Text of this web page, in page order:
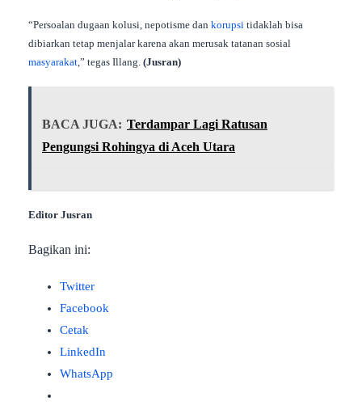
“Persoalan dugaan kolusi, nepotisme dan korupsi tidaklah bisa
dibiarkan tetap menjalar karena akan merusak tatanan sosial
masyarakat ,” tegas Illang. (Jusran)
BACA JUGA: Terdampar Lagi Ratusan
Pengungsi Rohingya di Aceh Utara
Editor Jusran
Bagikan ini:
Twitter
Facebook
Cetak
LinkedIn
WhatsApp